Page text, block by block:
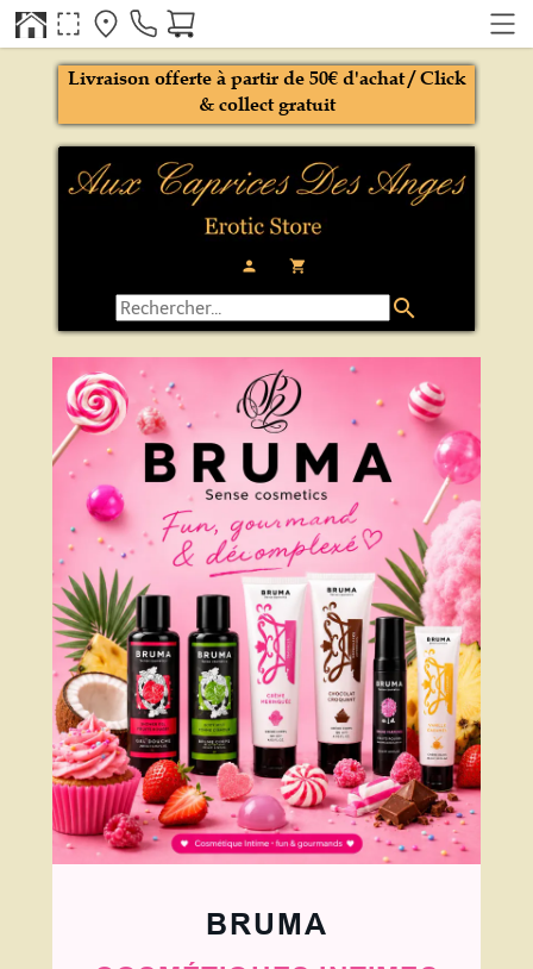
person local_grocery_store
Livraison offerte à partir de 50€ d'achat / Click
& collect gratuit
search
BRUMA